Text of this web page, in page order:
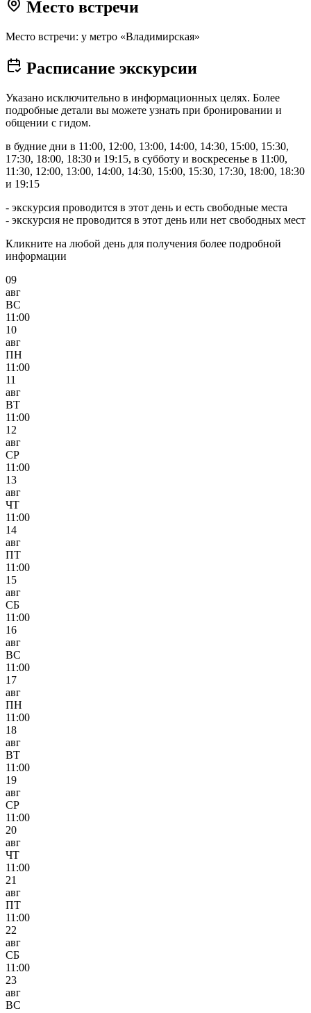
Место встречи
Место встречи: у метро «Владимирская»
Расписание экскурсии
Указано исключительно в информационных целях. Более
подробные детали вы можете узнать при бронировании и
общении с гидом.
в будние дни в 11:00, 12:00, 13:00, 14:00, 14:30, 15:00, 15:30,
17:30, 18:00, 18:30 и 19:15, в субботу и воскресенье в 11:00,
11:30, 12:00, 13:00, 14:00, 14:30, 15:00, 15:30, 17:30, 18:00, 18:30
и 19:15
- экскурсия проводится в этот день и есть свободные места
- экскурсия не проводится в этот день или нет свободных мест
Кликните на любой день для получения более подробной
информации
09
авг
ВС
11:00
10
авг
ПН
11:00
11
авг
ВТ
11:00
12
авг
СР
11:00
13
авг
ЧТ
11:00
14
авг
ПТ
11:00
15
авг
СБ
11:00
16
авг
ВС
11:00
17
авг
ПН
11:00
18
авг
ВТ
11:00
19
авг
СР
11:00
20
авг
ЧТ
11:00
21
авг
ПТ
11:00
22
авг
СБ
11:00
23
авг
ВС